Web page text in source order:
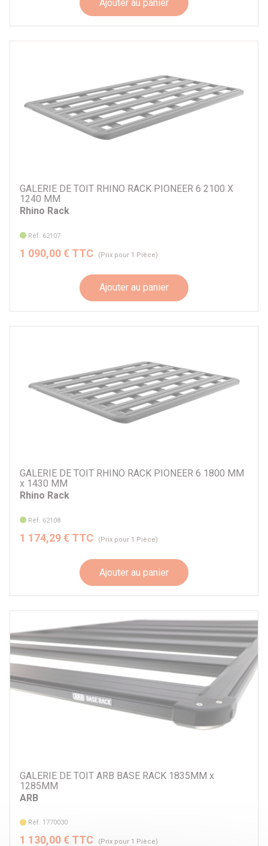
Ajouter au panier
GALERIE DE TOIT RHINO RACK PIONEER 6 2100 X
1240 MM
Rhino Rack
Réf. 62107
1 090,00 € TTC (Prix pour 1 Pièce)
Ajouter au panier
GALERIE DE TOIT RHINO RACK PIONEER 6 1800 MM
x 1430 MM
Rhino Rack
Réf. 62108
1 174,29 € TTC (Prix pour 1 Pièce)
Ajouter au panier
GALERIE DE TOIT ARB BASE RACK 1835MM x
1285MM
ARB
Réf. 1770030
1 130,00 € TTC (Prix pour 1 Pièce)